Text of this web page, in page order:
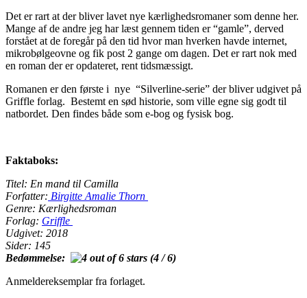
Det er rart at der bliver lavet nye kærlighedsromaner som denne her.
Mange af de andre jeg har læst gennem tiden er “gamle”, derved
forstået at de foregår på den tid hvor man hverken havde internet,
mikrobølgeovne og fik post 2 gange om dagen. Det er rart nok med
en roman der er opdateret, rent tidsmæssigt.
Romanen er den første i nye “Silverline-serie” der bliver udgivet på
Griffle forlag. Bestemt en sød historie, som ville egne sig godt til
natbordet. Den findes både som e-bog og fysisk bog.
Faktaboks:
Titel: En mand til Camilla
Forfatter: Birgitte Amalie Thorn
Genre: Kærlighedsroman
Forlag: Griffle
Udgivet: 2018
Sider: 145
Bedømmelse:
(4 / 6)
Anmeldereksemplar fra forlaget.